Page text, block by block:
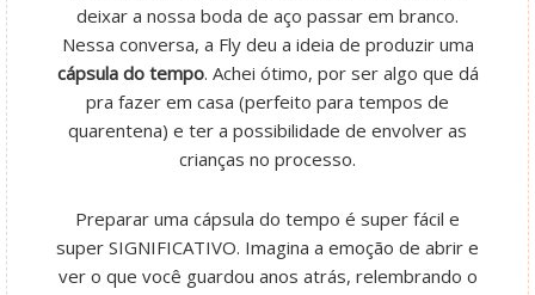
deixar a nossa boda de aço passar em branco.
Nessa conversa, a Fly deu a ideia de produzir uma
cápsula do tempo. Achei ótimo, por ser algo que dá
pra fazer em casa (perfeito para tempos de
quarentena) e ter a possibilidade de envolver as
crianças no processo.
Preparar uma cápsula do tempo é super fácil e
super SIGNIFICATIVO. Imagina a emoção de abrir e
ver o que você guardou anos atrás, relembrando o